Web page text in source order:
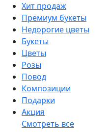
Хит продаж
Премиум букеты
Недорогие цветы
Букеты
Цветы
Розы
Повод
Композиции
Подарки
Акция
Смотреть все